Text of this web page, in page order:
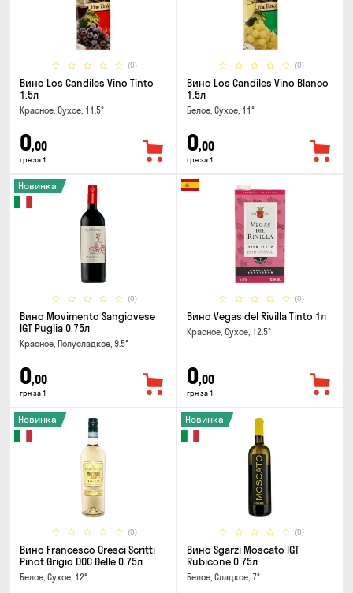
(0)
Вино Los Candiles Vino Tinto
1.5л
Красное, Сухое, 11.5°
0,00
грн за 1
(0)
Вино Los Candiles Vino Blanco
1.5л
Белое, Сухое, 11°
0,00
грн за 1
(0)
Новинка
Вино Movimento Sangiovese
IGT Puglia 0.75л
Красное, Полусладкое, 9.5°
0,00
грн за 1
(0)
Вино Vegas del Rivilla Tinto 1л
Красное, Сухое, 12.5°
0,00
грн за 1
(0)
Новинка
Вино Francesco Cresci Scritti
Pinot Grigio DOC Delle 0.75л
Белое, Сухое, 12°
(0)
Новинка
Вино Sgarzi Moscato IGT
Rubicone 0.75л
Белое, Сладкое, 7°